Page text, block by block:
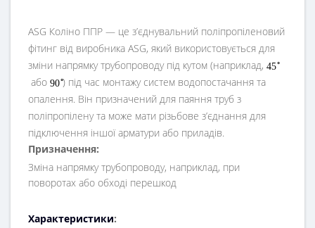
ASG Коліно ППР — це з’єднувальний поліпропіленовий
фітинг від виробника ASG, який використовується для
зміни напрямку трубопроводу під кутом (наприклад, 45∘
або 90∘) під час монтажу систем водопостачання та
опалення. Він призначений для паяння труб з
поліпропілену та може мати різьбове з’єднання для
підключення іншої арматури або приладів.
Призначення:
Зміна напрямку трубопроводу, наприклад, при
поворотах або обході перешкод
Характеристики: